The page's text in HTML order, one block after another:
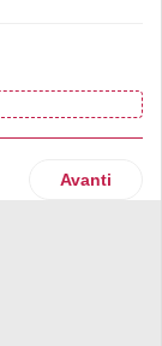
e sulla
Articolo
Avanti